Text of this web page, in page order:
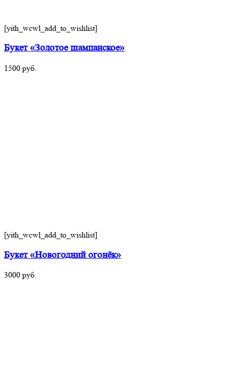
[yith_wcwl_add_to_wishlist]
Букет «Золотое шампанское»
1500 руб.
[yith_wcwl_add_to_wishlist]
Букет «Новогодний огонёк»
3000 руб.